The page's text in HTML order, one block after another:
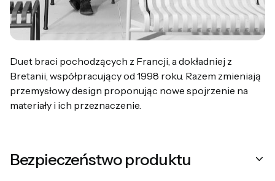
Duet braci pochodzących z Francji, a dokładniej z
Bretanii, współpracujący od 1998 roku. Razem zmieniają
przemysłowy design proponując nowe spojrzenie na
materiały i ich przeznaczenie.
Bezpieczeństwo produktu